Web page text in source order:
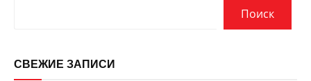
Поиск
СВЕЖИЕ ЗАПИСИ